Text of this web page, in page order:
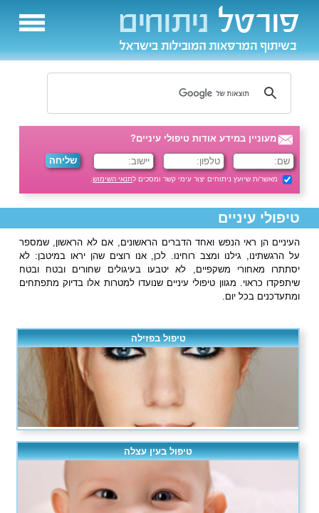
מעוניין במידע אודות טיפולי עיניים?
מאשר/ת שיועץ ניתוחים יצור עימי קשר ומסכים לתנאי השימוש.
טיפולי עיניים
העיניים הן ראי הנפש ואחד הדברים הראשונים, אם לא הראשון, שמספר
על הרגשתינו, גילנו ומצב רוחינו. לכן, אנו רוצים שהן יראו במיטבן: לא
יסתתרו מאחורי משקפיים, לא יטבעו בעיגולים שחורים ובטח ובטח
שיתפקדו כראוי. מגוון טיפולי עיניים שנועדו למטרות אלו בדיוק מתפתחים
ומתעדכנים בכל יום.
טיפול בפזילה
טיפול בעין עצלה